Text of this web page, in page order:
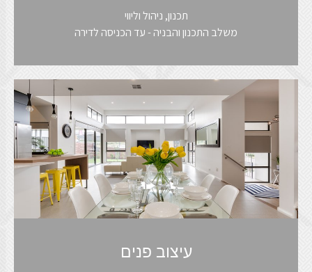
תכנון, ניהול וליווי
משלב התכנון והבניה - עד הכניסה לדירה
עיצוב פנים